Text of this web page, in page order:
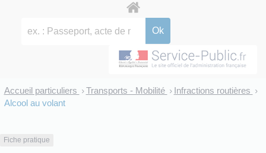
Accueil particuliers > Transports - Mobilité > Infractions routières >
Alcool au volant
Fiche pratique